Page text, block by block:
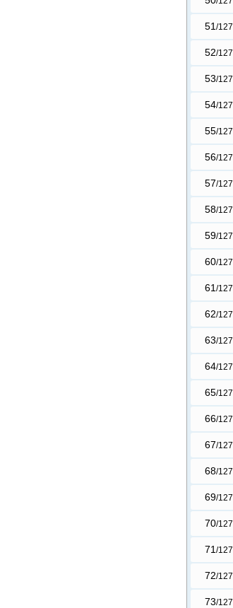
51 /127
52/127
53/127
54/127
55/127
56/127
57/127
58/127
59/127
60/127
61 /127
62/127
63/127
64/127
65/127
66/127
67/127
68/127
69/127
70/127
71 /127
72/127
73/127